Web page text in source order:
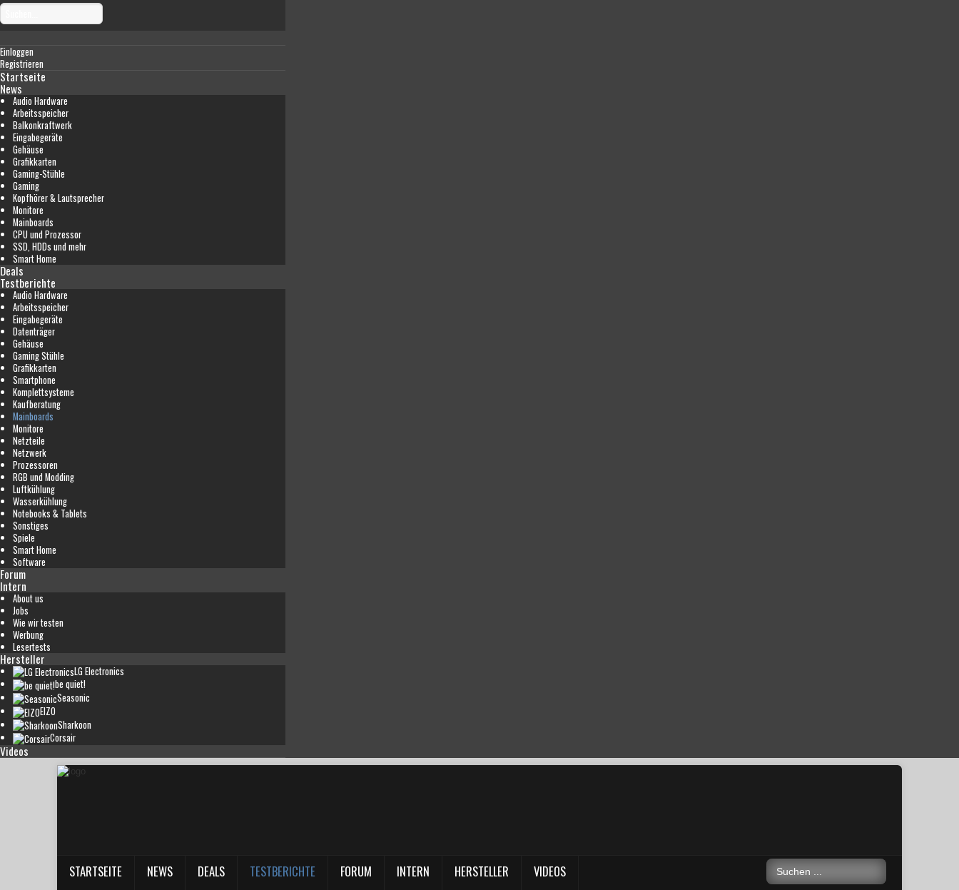
Einloggen
Registrieren
Startseite
News
Audio Hardware
Arbeitsspeicher
Balkonkraftwerk
Eingabegeräte
Gehäuse
Grafikkarten
Gaming-Stühle
Gaming
Kopfhörer & Lautsprecher
Monitore
Mainboards
CPU und Prozessor
SSD, HDDs und mehr
Smart Home
Deals
Testberichte
Audio Hardware
Arbeitsspeicher
Eingabegeräte
Datenträger
Gehäuse
Gaming Stühle
Grafikkarten
Smartphone
Komplettsysteme
Kaufberatung
Mainboards
Monitore
Netzteile
Netzwerk
Prozessoren
RGB und Modding
Luftkühlung
Wasserkühlung
Notebooks & Tablets
Sonstiges
Spiele
Smart Home
Software
Forum
Intern
About us
Jobs
Wie wir testen
Werbung
Lesertests
Hersteller
LG Electronics
be quiet!
Seasonic
EIZO
Sharkoon
Corsair
Videos
STARTSEITE NEWS DEALS TESTBERICHTE FORUM INTERN HERSTELLER VIDEOS